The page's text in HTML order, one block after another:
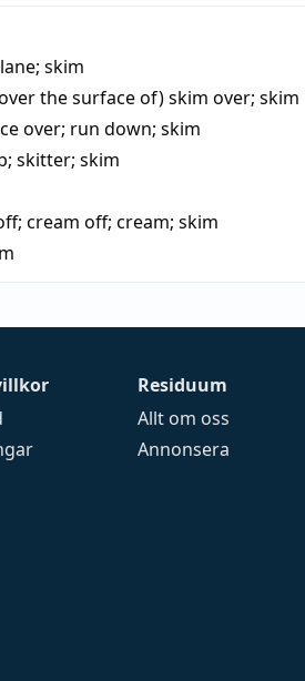
; skim
the surface of)skim over; skim
over; run down; skim
; skitter; skim
; cream off; cream; skim
Residuum
Allt om oss
Annonsera